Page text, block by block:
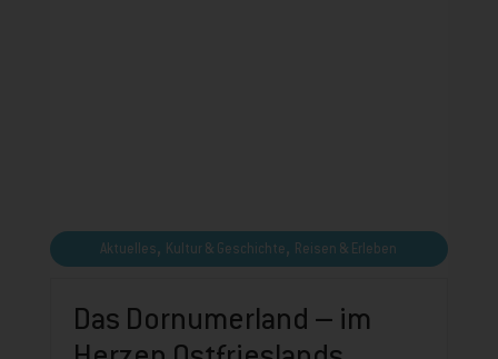
Aktuelles , Kultur & Geschichte , Reisen & Erleben
Das Dornumerland – im